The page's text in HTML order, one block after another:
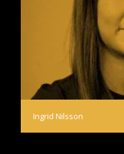
Ingrid Nilsson